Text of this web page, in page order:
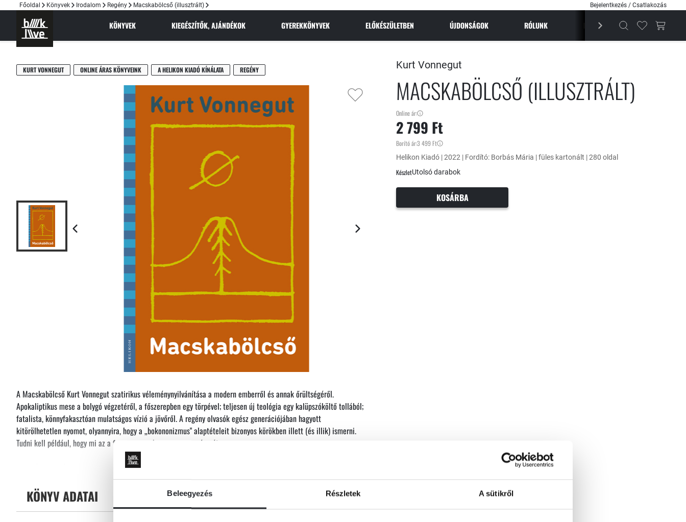
Beleegyezés Részletek A sütikről
Főoldal Könyvek Irodalom Regény Macskabölcső (illusztrált) Bejelentkezés / Csatlakozás
KÖNYVEK KIEGÉSZÍTŐK, AJÁNDÉKOK GYEREKKÖNYVEK ELŐKÉSZÜLETBEN ÚJDONSÁGOK RÓLUNK BESTSELLEREK MAGAZIN
KURT VONNEGUT ONLINE ÁRAS KÖNYVEINK A HELIKON KIADÓ KÍNÁLATA REGÉNY
A Macskabölcső Kurt Vonnegut szatirikus véleménynyilvánítása a modern emberről és annak őrültségéről.
Apokaliptikus mese a bolygó végzetéről, a főszerepben egy törpével; teljesen új teológia egy kalüpszóköltő tollából;
fatalista, könnyfakasztóan mulatságos vízió a jövőről. A regény olvasók egész generációjában hagyott
kitörölhetetlen nyomot, olyannyira, hogy a „bokononizmus" alaptételeit bizonyos körökben illett (és illik) ismerni.
Tudni kell például, hogy mi az a foma, vagy a karasz, vagy a vámpéter.
Egy szó mint száz: a Macskabölcső a XX. század egyik legfontosabb irodalmi alkotása.
Tovább
KÖNYV ADATAI
Kurt Vonnegut
MACSKABÖLCSŐ (ILLUSZTRÁLT)
Online ár:
2 799 Ft
Borító ár:3 499 Ft
Helikon Kiadó | 2022 | Fordító: Borbás Mária | füles kartonált | 280 oldal
KészletUtolsó darabok
KOSÁRBA